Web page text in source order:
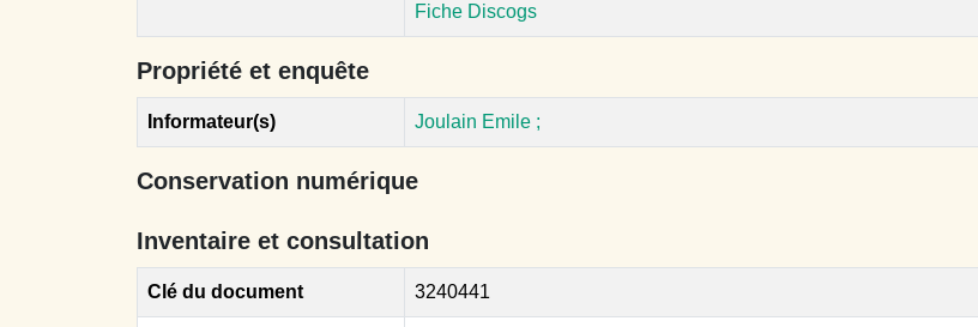
Fiche Discogs
Propriété et enquête
Informateur(s) Joulain Emile ;
Conservation numérique
Inventaire et consultation
Clé du document 3240441